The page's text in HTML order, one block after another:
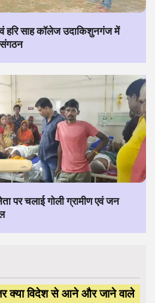
हरि साह कॉलेज उदाकिशुनगंज में
संगठन
पर चलाई गोली ग्रामीण एवं जन
क्या विदेश से आने और जाने वाले